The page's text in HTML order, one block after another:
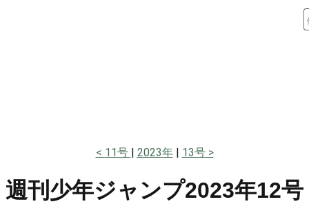
11号 2023年 13号
週刊少年ジャンプ2023年12号